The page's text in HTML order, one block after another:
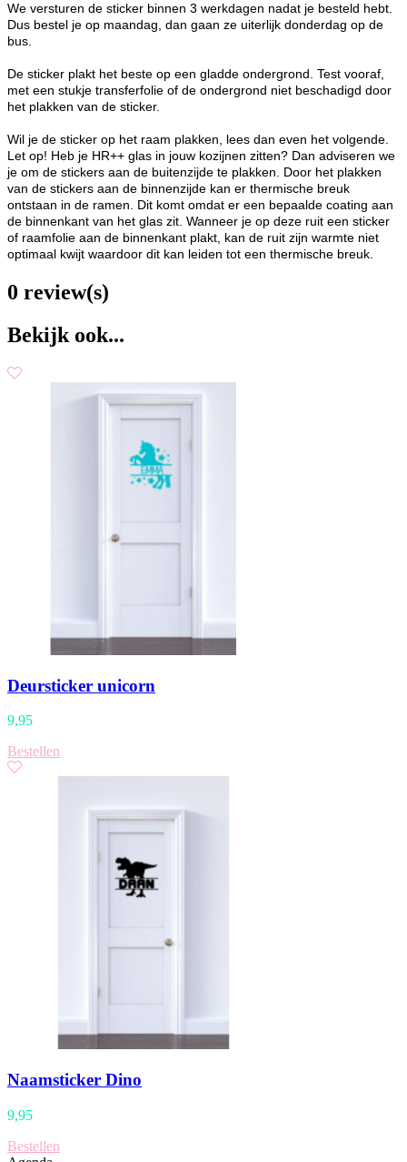
We versturen de sticker binnen 3 werkdagen nadat je besteld hebt.
Dus bestel je op maandag, dan gaan ze uiterlijk donderdag op de
bus.
De sticker plakt het beste op een gladde ondergrond. Test vooraf,
met een stukje transferfolie of de ondergrond niet beschadigd door
het plakken van de sticker.
Wil je de sticker op het raam plakken, lees dan even het volgende.
Let op! Heb je HR++ glas in jouw kozijnen zitten? Dan adviseren we
je om de stickers aan de buitenzijde te plakken. Door het plakken
van de stickers aan de binnenzijde kan er thermische breuk
ontstaan in de ramen. Dit komt omdat er een bepaalde coating aan
de binnenkant van het glas zit. Wanneer je op deze ruit een sticker
of raamfolie aan de binnenkant plakt, kan de ruit zijn warmte niet
optimaal kwijt waardoor dit kan leiden tot een thermische breuk.
0 review(s)
Bekijk ook...
Deursticker unicorn
9,95
Bestellen
Naamsticker Dino
9,95
Bestellen